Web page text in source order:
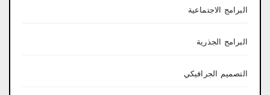
البرامج الاجتماعية
البرامج الجذرية
التصميم الجرافيكي